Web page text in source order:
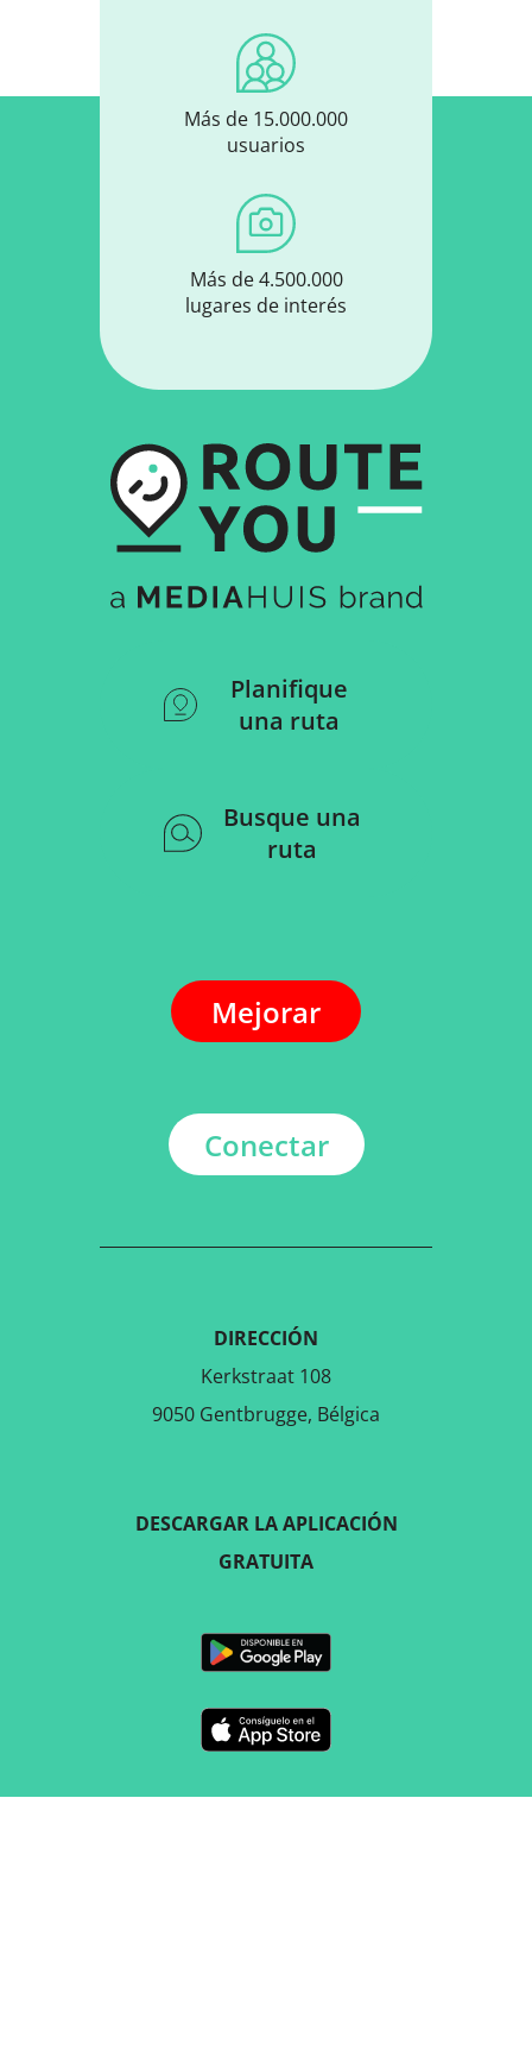
Más de 15.000.000
usuarios
Más de 4.500.000
lugares de interés
Planifique
una ruta
Busque una
ruta
Mejorar
Conectar
DIRECCIÓN
Kerkstraat 108
9050 Gentbrugge, Bélgica
DESCARGAR LA APLICACIÓN
GRATUITA